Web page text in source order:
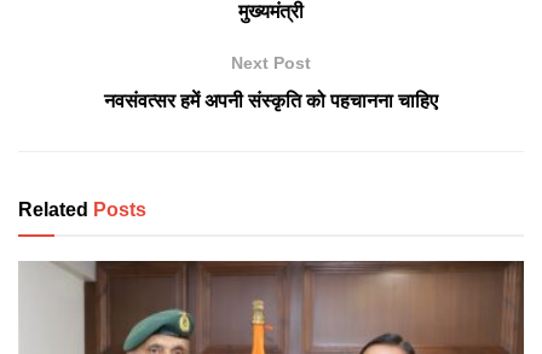
मुख्यमंत्री
Next Post
नवसंवत्सर हमें अपनी संस्कृति को पहचानना चाहिए
Related Posts